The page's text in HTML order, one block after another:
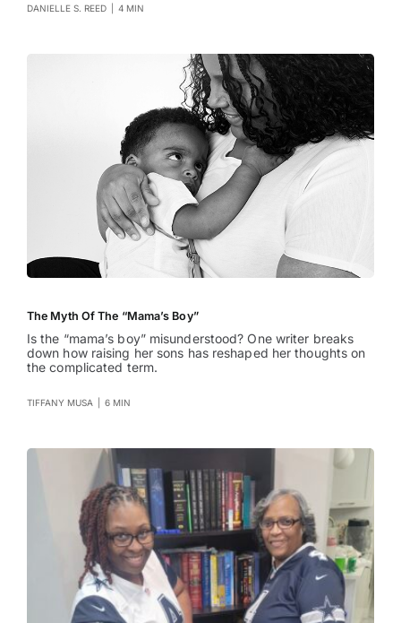
DANIELLE S. REED 4 MIN
The Myth Of The “Mama’s Boy”
Is the “mama’s boy” misunderstood? One writer breaks
down how raising her sons has reshaped her thoughts on
the complicated term.
TIFFANY MUSA 6 MIN